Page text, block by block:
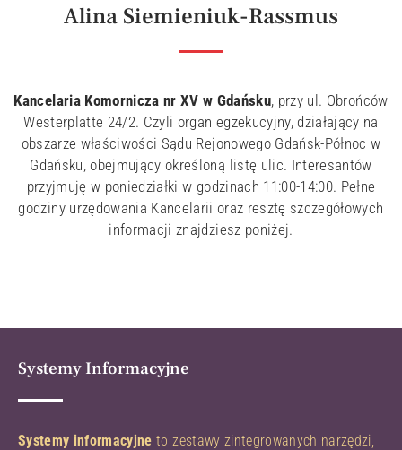
Alina Siemieniuk-Rassmus
Kancelaria Komornicza nr XV w Gdańsku, przy ul. Obrońców
Westerplatte 24/2. Czyli organ egzekucyjny, działający na
obszarze właściwości Sądu Rejonowego Gdańsk-Północ w
Gdańsku, obejmujący określoną listę ulic. Interesantów
przyjmuję w poniedziałki w godzinach 11:00-14:00. Pełne
godziny urzędowania Kancelarii oraz resztę szczegółowych
informacji znajdziesz poniżej.
Systemy Informacyjne
Systemy informacyjne to zestawy zintegrowanych narzędzi,